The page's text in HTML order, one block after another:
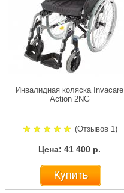
Инвалидная коляска Invacare
Action 2NG
(Отзывов 1)
Цена: 41 400 р.
Купить